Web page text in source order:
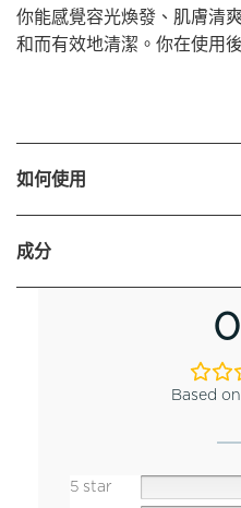
你能感覺容光煥發、肌膚清
和而有效地清潔。你在使用
如何使用
成分
Based
5 star